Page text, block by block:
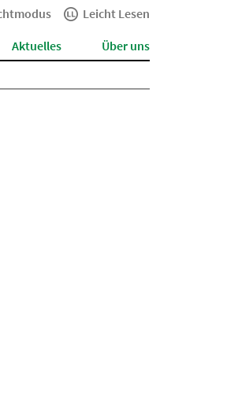
Aktuelles Über uns
Leicht Lesen